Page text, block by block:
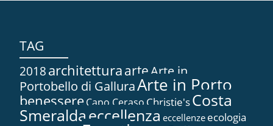
TAG
2018architetturaarteArte in...
Portobello di GalluraArte in Porto
benessereCapo Ceraso Christie'sCosta
Smeraldaeccellenza eccellenze ecologia